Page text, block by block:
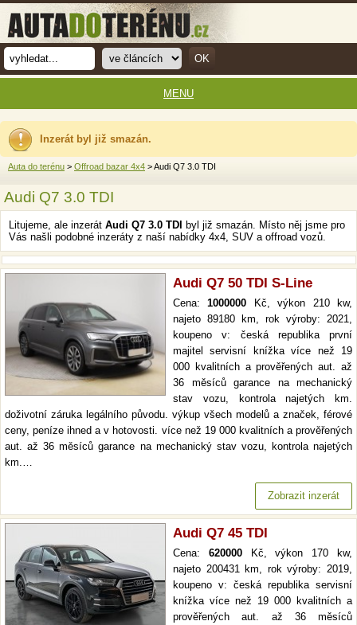
Inzerát byl již smazán.
Auta do terénu > Offroad bazar 4x4 > Audi Q7 3.0 TDI
Audi Q7 3.0 TDI
Litujeme, ale inzerát Audi Q7 3.0 TDI
byl již smazán. Místo něj jsme pro
Vás našli podobné inzeráty z naší nabídky 4x4, SUV a offroad vozů.
Audi Q7 50 TDI S-Line
Cena:1000000 Kč, výkon 210 kw,
najeto 89180 km, rok výroby: 2021,
koupeno v: česká republika první
majitel servisní knížka více než 19
000 kvalitních a prověřených aut. až
36 měsíců garance na mechanický
stav vozu, kontrola najetých km.
doživotní záruka legálního původu. výkup všech modelů a značek, férové
ceny, peníze ihned a v hotovosti. více než 19 000 kvalitních a prověřených
aut. až 36 měsíců garance na mechanický stav vozu, kontrola najetých
km.…
Zobrazit inzerát
Audi Q7 45 TDI
Cena: 620000Kč, výkon 170 kw,
najeto 200431 km, rok výroby: 2019,
koupeno v: česká republika servisní
knížka více než 19 000 kvalitních a
prověřených aut. až 36 měsíců
MENU